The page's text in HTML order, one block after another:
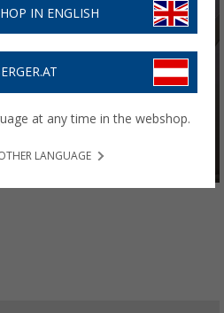
IN ENGLISH
at any time in the webshop.
LANGUAGE